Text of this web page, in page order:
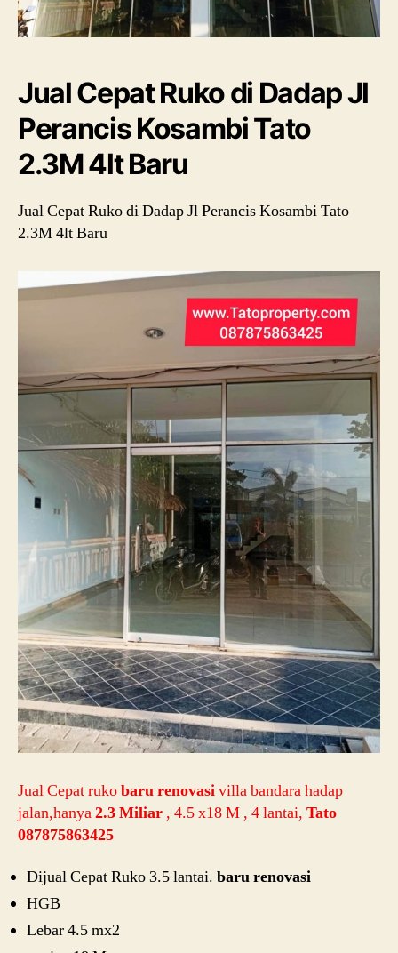
Jual Cepat Ruko di Dadap Jl
Perancis Kosambi Tato
2.3M 4lt Baru
Jual Cepat Ruko di Dadap Jl Perancis Kosambi Tato
2.3M 4lt Baru
Jual Cepat rukobaru renovasivilla bandara hadap
jalan,hanya2.3 Miliar , 4.5 x18 M , 4 lantai, Tato
087875863425
Dijual Cepat Ruko 3.5 lantai. baru renovasi
HGB
Lebar 4.5 mx2